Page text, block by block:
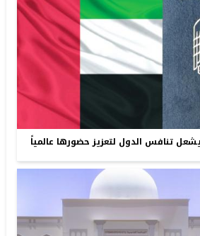
يشعل تنافس الدول لتعزيز حضورها عالمياً